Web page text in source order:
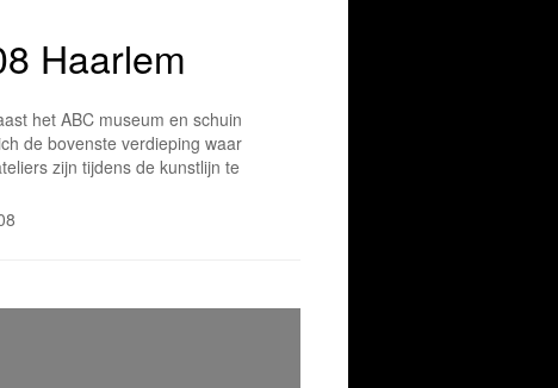
Haarlem
het ABC museum en schuin
de bovenste verdieping waar
zijn tijdens de kunstlijn te